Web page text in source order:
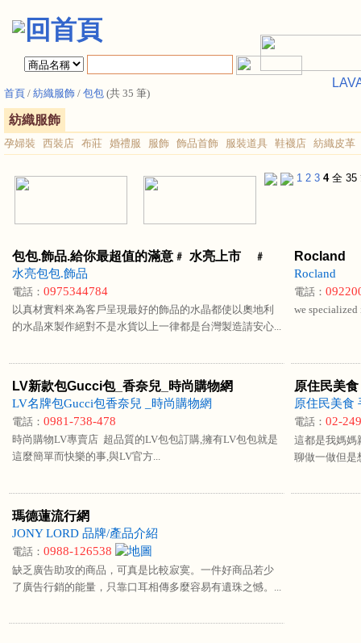
首頁 / 紡織服飾 / 包包 (共 35 筆)
紡織服飾
孕婦裝 西裝店 布莊 婚禮服 服飾 飾品首飾 服裝道具 鞋襪店 紡織皮革
包包.飾品.給你最超值的滿意﹟ 水亮上市 ﹟
水亮包包.飾品
電話： 0975344784
以真材實料來為客戶呈現最好的飾品的水晶都使以奧地利
的水晶來製作絕對不是水貨以上一律都是台灣製造請安心...
Rocland
Rocland
電話：
we
LV新款包Gucci包_香奈兒_時尚購物網
LV名牌包Gucci包香奈兒 _時尚購物網
電話： 0981-738-478
時尚購物LV專賣店 超品質的LV包包訂購,擁有LV包包就是
這麼簡單而快樂的事,與LV官方...
原住民美
原住民美食
電話： 02-
這都是我媽媽
聊做一做但是
瑪德蓮流行網
JONY LORD 品牌/產品介紹
電話： 0988-126538
缺乏廣告助攻的商品，可真是比較寂寞。一件好商品若少
了廣告行銷的能量，只靠口耳相傳多麼容易有遺珠之憾。...
1 2 3 4全 35